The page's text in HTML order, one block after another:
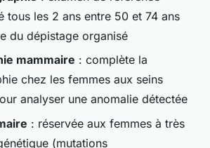
tous les 2 ans entre 50 et 74 ans
du dépistage organisé
mammaire : complète la
chez les femmes aux seins
analyser une anomalie détectée
: réservée aux femmes à très
(mutations